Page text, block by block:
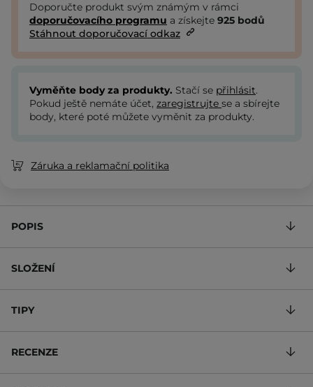
Doporučte produkt svým známým v rámci
doporučovacího programu a získejte 925 bodů
Stáhnout doporučovací odkaz
Vyměňte body za produkty. Stačí se přihlásit.
Pokud ještě nemáte účet, zaregistrujte se a sbírejte
body, které poté můžete vyměnit za produkty.
Záruka a reklamační politika
POPIS
SLOŽENÍ
TIPY
RECENZE